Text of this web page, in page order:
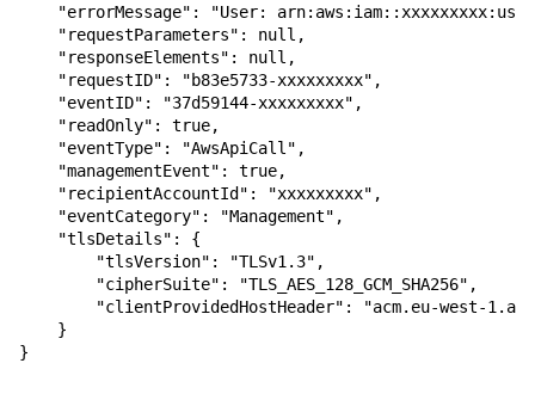
"errorMessage": "User:
    "requestParameters": null,
    "responseElements": null,
    "requestID": "b83e5733-xxxxxxxxx",
    "eventID": "37d59144-xxxxxxxxx",
    "readOnly": true,
    "eventType": "AwsApiCall",
    "managementEvent": true,
    "recipientAccountId": "xxxxxxxxx",
    "eventCategory": "Management",
    "tlsDetails": {
        "tlsVersion": "TLSv1.3",
        "cipherSuite": "TLS_AES_128_GCM_SHA256",
"clientProvidedHostHeader": "acm.eu-west-
    }